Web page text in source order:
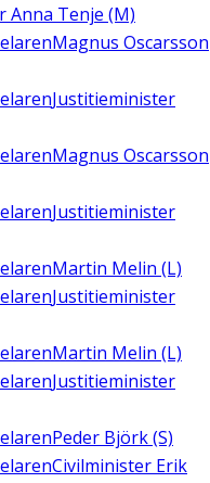
Tenje (M)
Magnus Oscarsson
Justitieminister
Magnus Oscarsson
Justitieminister
Martin Melin (L)
Justitieminister
Martin Melin (L)
Justitieminister
Peder Björk (S)
Civilminister Erik